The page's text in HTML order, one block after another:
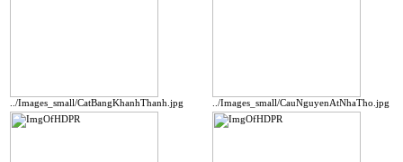
../Images_small/CatBangKhanhThanh.jpg ../Images_small/CauNguyenAtNhaTho.jpg